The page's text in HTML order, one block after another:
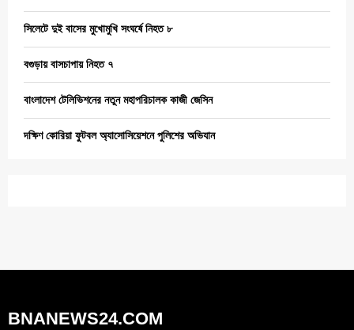
সিলেটে দুই বাসের মুখোমুখি সংঘর্ষে নিহত ৮
বগুড়ায় বাসচাপায় নিহত ৭
বাংলাদেশ টেলিভিশনের নতুন মহাপরিচালক কাজী জেসিন
দক্ষিণ কোরিয়া ফুটবল অ্যাসোসিয়েশনে পুলিশের অভিযান
BNANEWS24.COM